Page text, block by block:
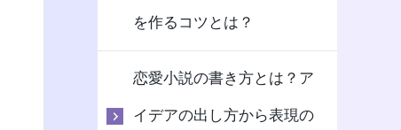
を作るコツとは？
恋愛小説の書き方とは？ア
イデアの出し方から表現の